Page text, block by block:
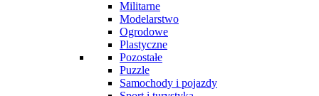
Militarne
Modelarstwo
Ogrodowe
Plastyczne
Pozostałe
Puzzle
Samochody i pojazdy